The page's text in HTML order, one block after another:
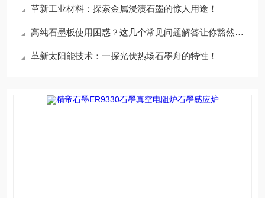
革新工业材料：探索金属浸渍石墨的惊人用途！
高纯石墨板使用困惑？这几个常见问题解答让你豁然开朗！
革新太阳能技术：一探光伏热场石墨舟的特性！